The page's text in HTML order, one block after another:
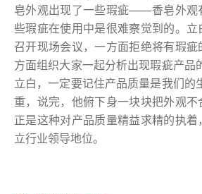
皂外观出现了一些瑕疵——香皂外观
些瑕疵在使用中是很难察觉到的。
召开现场会议，一方面拒绝将有瑕
方面组织大家一起分析出现瑕疵产品
立白，一定要记住产品质量是我们的
重，说完，他俯下身一块块把外观不
正是这种对产品质量精益求精的执
立行业领导地位。